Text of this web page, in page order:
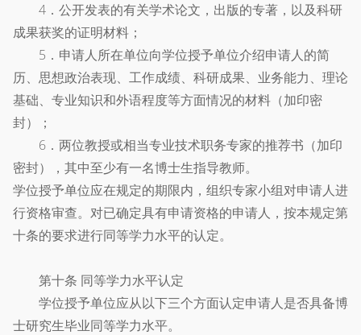
4．公开发表的有关学术论文，出版的专著，以及科研
成果获奖的证明材料；
5．申请人所在单位向学位授予单位介绍申请人的简
历、思想政治表现、工作成绩、科研成果、业务能力、理论
基础、专业知识和外语程度等方面情况的材料（加印密
封）；
6．两位教授或相当专业技术职务专家的推荐书（加印
密封），其中至少有一名博士生指导教师。
学位授予单位应在规定的期限内，组织专家小组对申请人进
行资格审查。对已确定具有申请资格的申请人，按本规定第
十条的要求进行同等学力水平的认定。
第十条 同等学力水平认定
学位授予单位应从以下三个方面认定申请人是否具备博
士研究生毕业同等学力水平。